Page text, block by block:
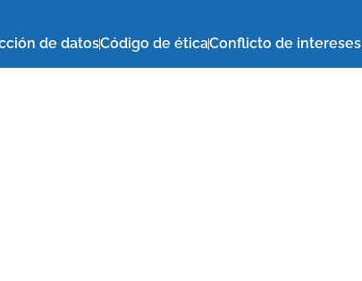
de datosCódigo de éticaConflicto de intereses